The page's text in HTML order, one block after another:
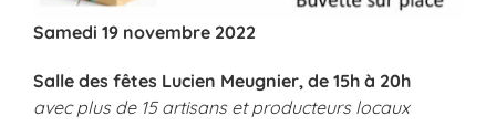
Samedi 19 novembre 2022
Salle des fêtes Lucien Meugnier, de 15h à 20h
avec plus de 15 artisans et producteurs locaux